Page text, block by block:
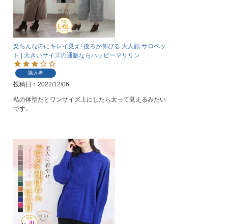
楽ちんなのにキレイ見え! 後ろが伸びる 大人顔 サロペッ
ト | 大きいサイズの通販ならハッピーマリリン
購入者
投稿日 2022/12/06
私の体型だとワンサイズ上にしたら太って見えるみたい
です。